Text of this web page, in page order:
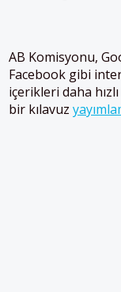
AB Komisyonu,
Facebook gibi
içerikleri daha
bir kılavuz